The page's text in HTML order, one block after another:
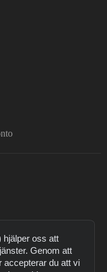
hjälper oss att
Genom att
accepterar du att vi